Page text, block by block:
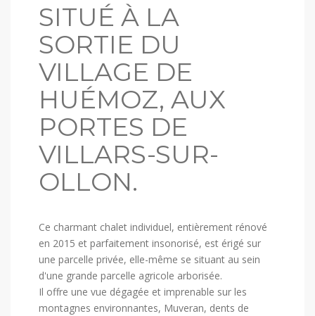
SITUÉ À LA
SORTIE DU
VILLAGE DE
HUÉMOZ, AUX
PORTES DE
VILLARS-SUR-
OLLON.
Ce charmant chalet individuel, entièrement rénové
en 2015 et parfaitement insonorisé, est érigé sur
une parcelle privée, elle-même se situant au sein
d'une grande parcelle agricole arborisée.
Il offre une vue dégagée et imprenable sur les
montagnes environnantes, Muveran, dents de